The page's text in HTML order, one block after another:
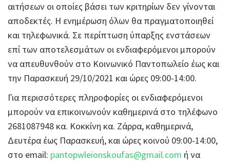
αιτήσεων οι οποίες βάσει των κριτηρίων δεν γίνονται
αποδεκτές. Η ενημέρωση όλων θα πραγματοποιηθεί
και τηλεφωνικά. Σε περίπτωση ύπαρξης ενστάσεων
επί των αποτελεσμάτων οι ενδιαφερόμενοι μπορούν
να απευθυνθούν στο Κοινωνικό Παντοπωλείο έως και
την Παρασκευή 29/10/2021 και ώρες 09:00-14:00.
Για περισσότερες πληροφορίες οι ενδιαφερόμενοι
μπορούν να επικοινωνούν καθημερινά στο τηλέφωνο
2681087948 κα. Κοκκίνη κα. Ζάρρα, καθημερινά,
Δευτέρα έως Παρασκευή, και ώρες κοινού 09:00-14:00,
στο email: pantopwleionskoufas@gmail.com ή να